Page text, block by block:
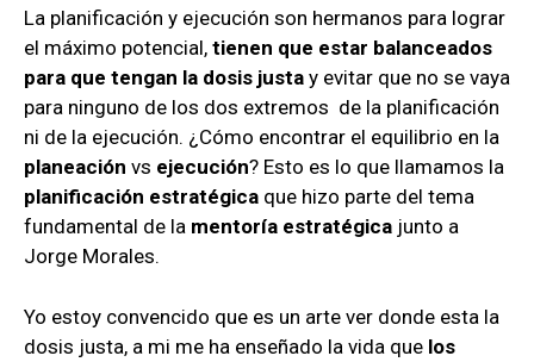
La planificación y ejecución son hermanos para lograr
el máximo potencial, tienen que estar balanceados
para que tengan la dosis justa y evitar que no se vaya
para ninguno de los dos extremos de la planificación
ni de la ejecución. ¿Cómo encontrar el equilibrio en la
planeación vs ejecución? Esto es lo que llamamos la
planificación estratégica que hizo parte del tema
fundamental de la mentoría estratégica junto a
Jorge Morales.
Yo estoy convencido que es un arte ver donde esta la
dosis justa, a mi me ha enseñado la vida que los